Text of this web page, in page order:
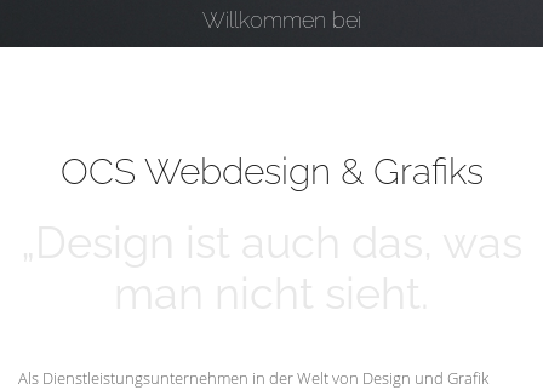
Willkommen bei
OCS Webdesign & Grafiks
Als Dienstleistungsunternehmen in der Welt von Design und Grafik